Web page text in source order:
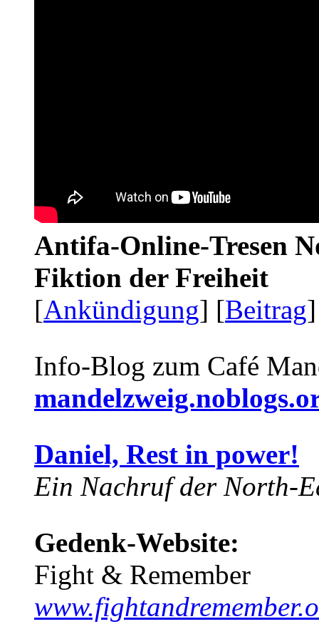
Antifa-Online-Tresen
Fiktion der Freiheit
[Ankündigung] [Beitrag
Info-Blog zum Café
Daniel, Rest in power!
Ein Nachruf der North-
Gedenk-Website:
Fight & Remember